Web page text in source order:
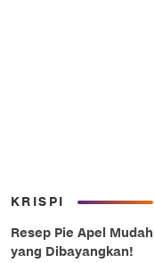
KRISPI
Resep Pie Apel
yang Dibayangkan!